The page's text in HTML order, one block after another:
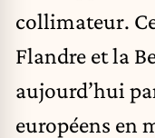
collimateur.
Flandre et la
aujourd’hui
européens en